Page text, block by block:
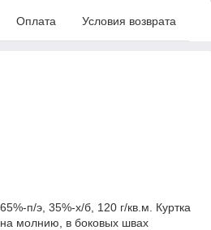
Оплата Условия возврата
п/э, 35%-х/б, 120 г/кв.м. Куртка
молнию, в боковых швах